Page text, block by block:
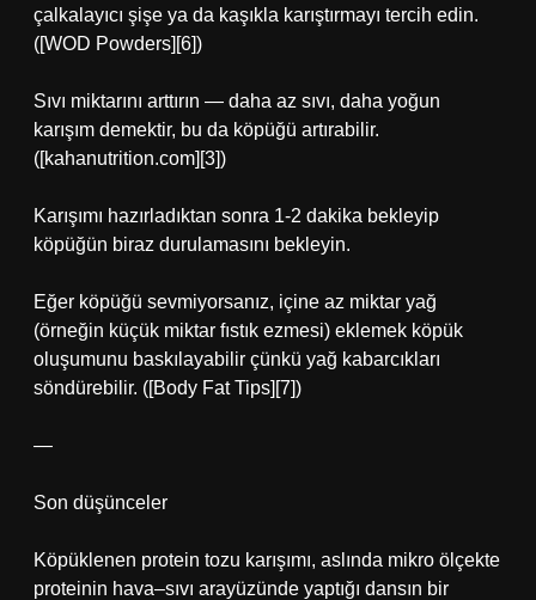
çalkalayıcı şişe ya da kaşıkla karıştırmayı tercih edin.
([WOD Powders][6])
Sıvı miktarını arttırın — daha az sıvı, daha yoğun
karışım demektir, bu da köpüğü artırabilir.
([kahanutrition.com][3])
Karışımı hazırladıktan sonra 1-2 dakika bekleyip
köpüğün biraz durulamasını bekleyin.
Eğer köpüğü sevmiyorsanız, içine az miktar yağ
(örneğin küçük miktar fıstık ezmesi) eklemek köpük
oluşumunu baskılayabilir çünkü yağ kabarcıkları
söndürebilir. ([Body Fat Tips][7])
—
Son düşünceler
Köpüklenen protein tozu karışımı, aslında mikro ölçekte
proteinin hava–sıvı arayüzünde yaptığı dansın bir